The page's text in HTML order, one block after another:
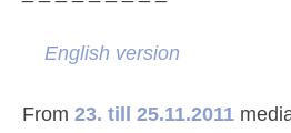
English version
From 23. till 25.11.2011